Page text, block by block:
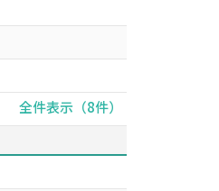
全件表示（8件）